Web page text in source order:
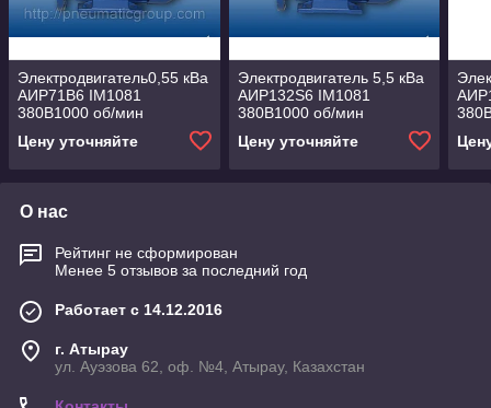
Электродвигатель0,55 кВа
АИР71В6 IM1081
380B1000 об/мин
Цену уточняйте
Электродвигатель 5,5 кВа
АИР132S6 IM1081
380B1000 об/мин
Цену уточняйте
О нас
Рейтинг не сформирован
Менее 5 отзывов за последний год
Работает с 14.12.2016
г. Атырау
ул. Ауэзова 62, оф. №4, Атырау, Казахстан